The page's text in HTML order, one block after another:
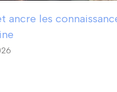
ancre les